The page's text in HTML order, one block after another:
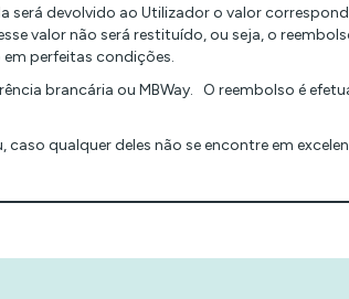
será devolvido ao Utilizador o valor
valor não será restituído, ou seja, o
perfeitas condições.
brancária ou MBWay. O reembolso é
qualquer deles não se encontre em